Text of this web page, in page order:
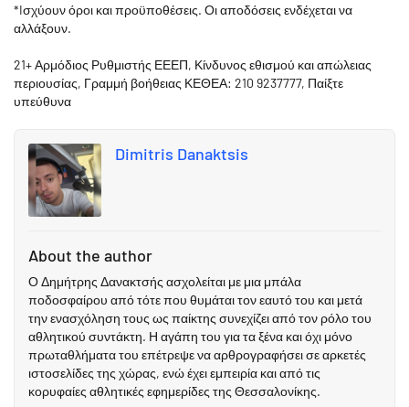
*Iσχύουν όροι και προϋποθέσεις. Οι αποδόσεις ενδέχεται να
αλλάξουν.
21+ Αρμόδιος Ρυθμιστής ΕΕΕΠ, Κίνδυνος εθισμού και απώλειας
περιουσίας, Γραμμή βοήθειας ΚΕΘΕΑ: 210 9237777, Παίξτε
υπεύθυνα
Dimitris Danaktsis
About the author
Ο Δημήτρης Δανακτσής ασχολείται με μια μπάλα
ποδοσφαίρου από τότε που θυμάται τον εαυτό του και μετά
την ενασχόληση τους ως παίκτης συνεχίζει από τον ρόλο του
αθλητικού συντάκτη. Η αγάπη του για τα ξένα και όχι μόνο
πρωταθλήματα του επέτρεψε να αρθρογραφήσει σε αρκετές
ιστοσελίδες της χώρας, ενώ έχει εμπειρία και από τις
κορυφαίες αθλητικές εφημερίδες της Θεσσαλονίκης.